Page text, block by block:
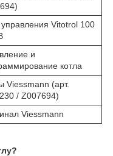
управления Vitotrol 100
и
котла
Viessmann (арт.
/ Z007694)
Viessmann